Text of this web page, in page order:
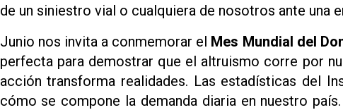
de un siniestro vial o cualquiera de nosotros ante una
Junio nos invita a conmemorar el Mes Mundial del
perfecta para demostrar que el altruismo corre por
acción transforma realidades. Las estadísticas del
cómo se compone la demanda diaria en nuestro